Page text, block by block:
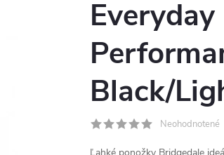
Black/
Neohodnotené